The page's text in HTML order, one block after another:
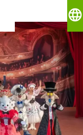
language